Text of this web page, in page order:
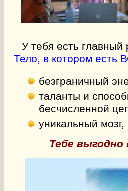
У тебя есть
Тело, в котором есть
безграничный
таланты и
бесчисленной
уникальный
Тебе